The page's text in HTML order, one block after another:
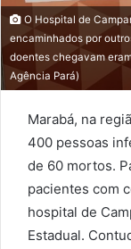
O Hospital de
encaminhados por
doentes chegavam
Agência Pará)
Marabá, na
400 pessoas
de 60 mortos.
pacientes com
hospital de
Estadual.